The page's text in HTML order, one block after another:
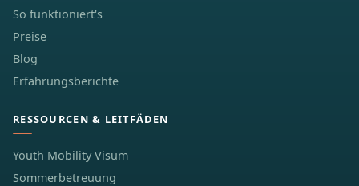
So funktioniert's
Preise
Blog
Erfahrungsberichte
RESSOURCEN & LEITFÄDEN
Youth Mobility Visum
Sommerbetreuung